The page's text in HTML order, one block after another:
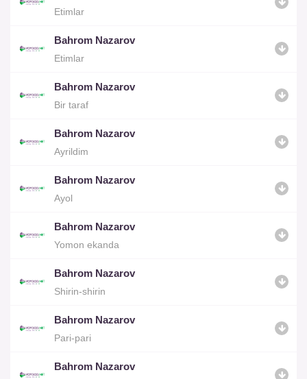
Etimlar
Bahrom Nazarov
Etimlar
Bahrom Nazarov
Bir taraf
Bahrom Nazarov
Ayrildim
Bahrom Nazarov
Ayol
Bahrom Nazarov
Yomon ekanda
Bahrom Nazarov
Shirin-shirin
Bahrom Nazarov
Pari-pari
Bahrom Nazarov